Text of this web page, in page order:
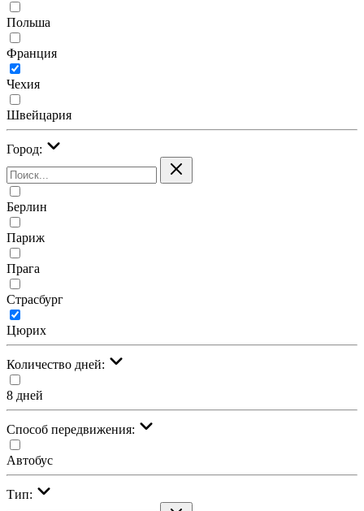
Польша
Франция
Чехия
Швейцария
Город:
Берлин
Париж
Прага
Страсбург
Цюрих
Количество дней:
8 дней
Cпособ передвижения:
Автобус
Тип: